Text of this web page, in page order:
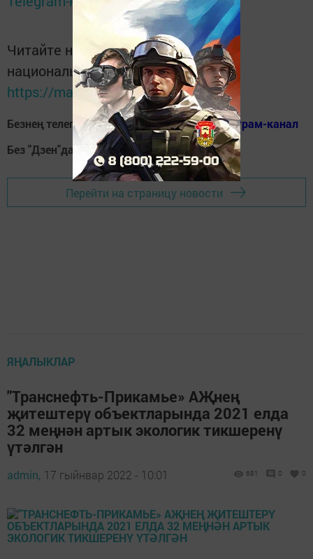
Читайте новости Татарстана в
национальном мессенджере MАХ:
https://max.ru/tatmedia
Безнең телеграм каналга кушылыгыз!Телеграм-канал
Без "Дзен"да!
зен
Перейти на страницу новости
ЯҢАЛЫКЛАР
"Транснефть-Прикамье» АҖнең
җитештерү объектларында 2021 елда
32 меңнән артык экологик тикшеренү
үтәлгән
admin, 17 гыйнвар 2022 - 10:01 681 0 0